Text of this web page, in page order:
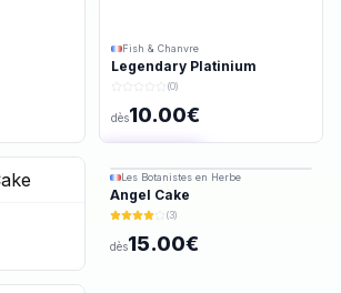
Fish & Chanvre
Legendary Platinium
(0)
dès10.00€
Les Botanistes en Herbe
Angel Cake
(3)
dès15.00€